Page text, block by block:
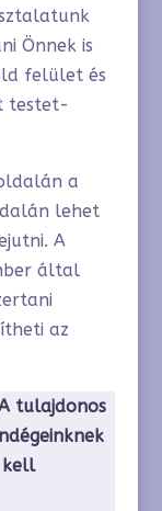
Önnek is
felület és
testet-
a
lehet
A
által
az
tulajdonos
kell